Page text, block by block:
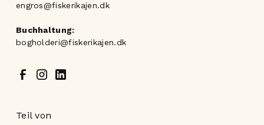
engros@fiskerikajen.dk
Buchhaltung:
bogholderi@fiskerikajen.dk
Teil von